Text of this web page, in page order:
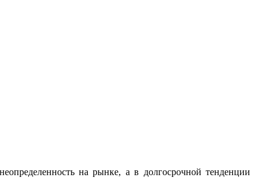
на рынке, а в долгосрочной тенденции